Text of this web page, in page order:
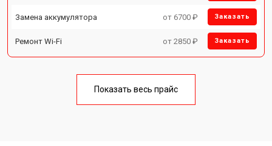
Замена аккумулятора от 6700 ₽ Заказать
Ремонт Wi-Fi от 2850 ₽ Заказать
Показать весь прайс